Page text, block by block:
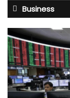
Business